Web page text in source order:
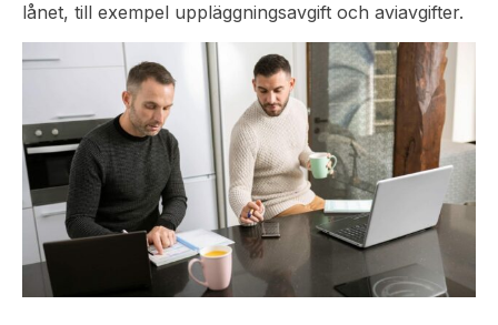
lånet, till exempel uppläggningsavgift och aviavgifter.